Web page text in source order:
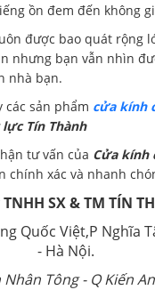
ồn đem đến không
được bao quát rộng
nhưng bạn vẫn nhìn
nhà bạn.
các sản phẩm cửa kính
Tín Thành
tư vấn của Cửa kính
chính xác và nhanh
SX & TM TÍN
Quốc Việt,P Nghĩa
- Hà Nội.
Nhân Tông - Q Kiến